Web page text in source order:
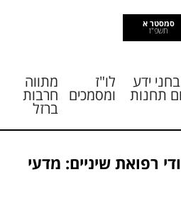
סמסטר א
תשפ"ז
ידע
תחנות
לו"ז
ומסמכים
מתווה
חרבות
ברזל
רפואת שיניים: מדעי